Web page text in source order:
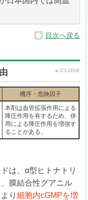
目次へ戻る
機序・危険因子
本剤は血管拡張作用による
降圧作用を有するため、併
用による降圧作用を増強す
ることがある。
は、α型ヒトナトリ
膜結合性グアニル
り細胞内cGMPを増